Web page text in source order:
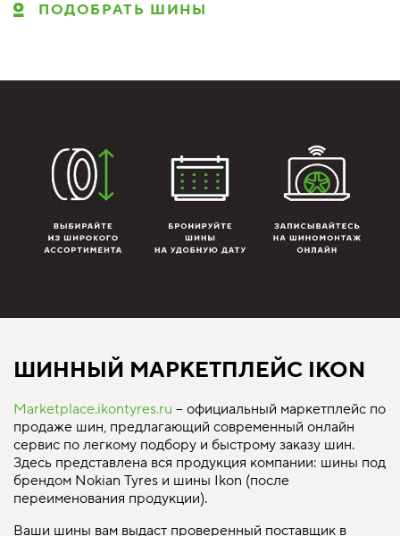
ПОДОБРАТЬ ШИНЫ
ШИННЫЙ МАРКЕТПЛЕЙС IKON
Marketplace.ikontyres.ru – официальный маркетплейс по
продаже шин, предлагающий современный онлайн
сервис по легкому подбору и быстрому заказу шин.
Здесь представлена вся продукция компании: шины под
брендом Nokian Tyres и шины Ikon (после
переименования продукции).
Ваши шины вам выдаст проверенный поставщик в